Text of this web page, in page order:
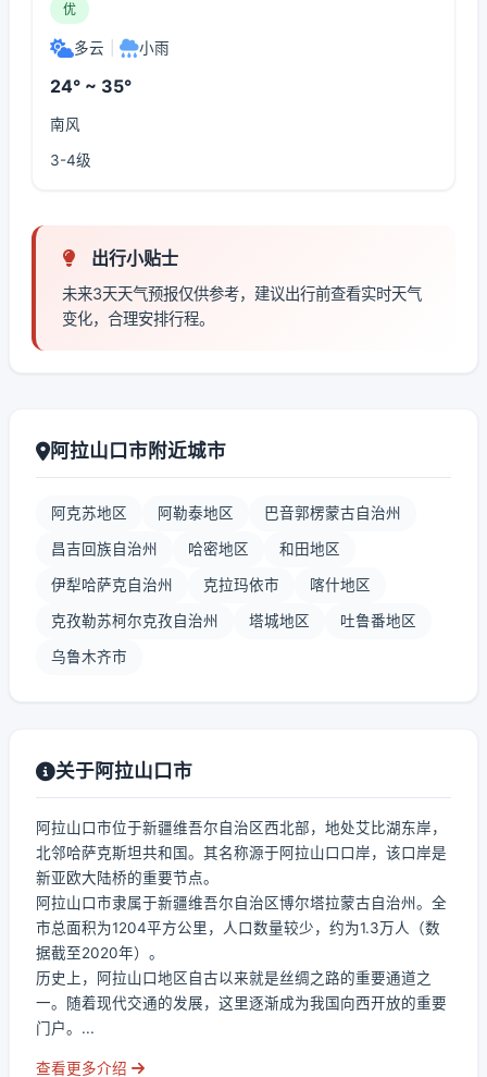
优
多云 小雨
24° ~ 35°
南风
3-4级
出行小贴士
未来3天天气预报仅供参考，建议出行前查看实时天气
变化，合理安排行程。
阿拉山口市附近城市
阿克苏地区 阿勒泰地区 巴音郭楞蒙古自治州
昌吉回族自治州 哈密地区 和田地区
伊犁哈萨克自治州 克拉玛依市 喀什地区
克孜勒苏柯尔克孜自治州 塔城地区 吐鲁番地区
乌鲁木齐市
关于阿拉山口市
阿拉山口市位于新疆维吾尔自治区西北部，地处艾比湖东岸，
北邻哈萨克斯坦共和国。其名称源于阿拉山口口岸，该口岸是
新亚欧大陆桥的重要节点。
阿拉山口市隶属于新疆维吾尔自治区博尔塔拉蒙古自治州。全
市总面积为1204平方公里，人口数量较少，约为1.3万人（数
据截至2020年）。
历史上，阿拉山口地区自古以来就是丝绸之路的重要通道之
一。随着现代交通的发展，这里逐渐成为我国向西开放的重要
门户。...
查看更多介绍